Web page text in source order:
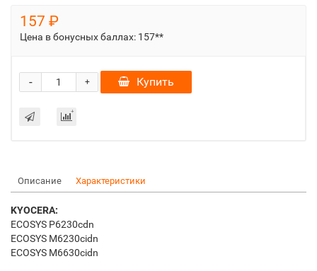
157 ₽
Цена в бонусных баллах: 157**
+
- Купить
Описание Характеристики
KYOCERA:
ECOSYS P6230cdn
ECOSYS M6230cidn
ECOSYS M6630cidn